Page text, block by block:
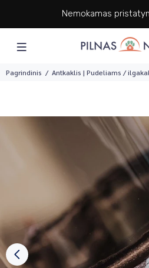
Nemokamas
Pagrindinis Antkaklis | Pudeliams /